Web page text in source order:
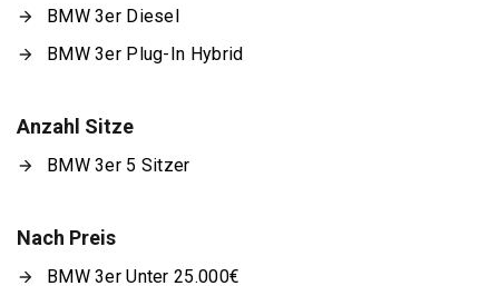
BMW 3er Diesel
BMW 3er Plug-In Hybrid
Anzahl Sitze
BMW 3er 5 Sitzer
Nach Preis
BMW 3er Unter 25.000€